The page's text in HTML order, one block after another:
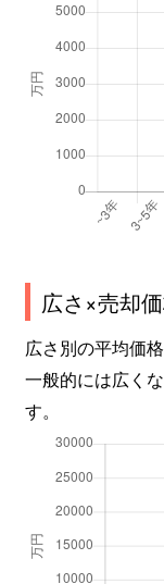
広さ×売却
広さ別の平均価
一般的には広く
す。